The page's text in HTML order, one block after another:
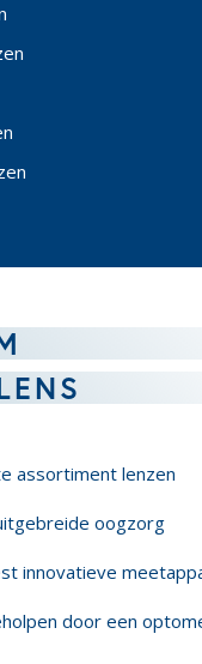
assortiment lenzen
oogzorg
innovatieve
door een